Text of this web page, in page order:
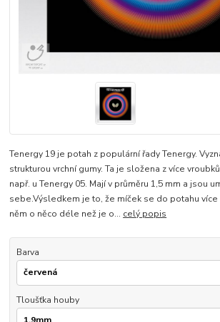
Tenergy 19 je potah z populární řady Tenergy.
strukturou vrchní gumy. Ta je složena z více
např. u Tenergy 05. Mají v průměru 1,5 mm a jsou
sebe.Výsledkem je to, že míček se do potahu více
něm o něco déle než je o... celý popis
Barva
Tloušťka houby